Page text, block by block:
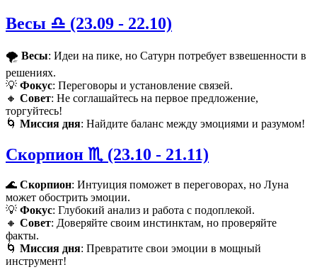
Весы ♎️ (23.09 - 22.10)
🌪️ Весы: Идеи на пике, но Сатурн потребует взвешенности в
решениях.
💡 Фокус: Переговоры и установление связей.
🔸 Совет: Не соглашайтесь на первое предложение,
торгуйтесь!
🌀 Миссия дня: Найдите баланс между эмоциями и разумом!
Скорпион ♏️ (23.10 - 21.11)
🌊 Скорпион: Интуиция поможет в переговорах, но Луна
может обострить эмоции.
💡 Фокус: Глубокий анализ и работа с подоплекой.
🔸 Совет: Доверяйте своим инстинктам, но проверяйте
факты.
🌀 Миссия дня: Превратите свои эмоции в мощный
инструмент!